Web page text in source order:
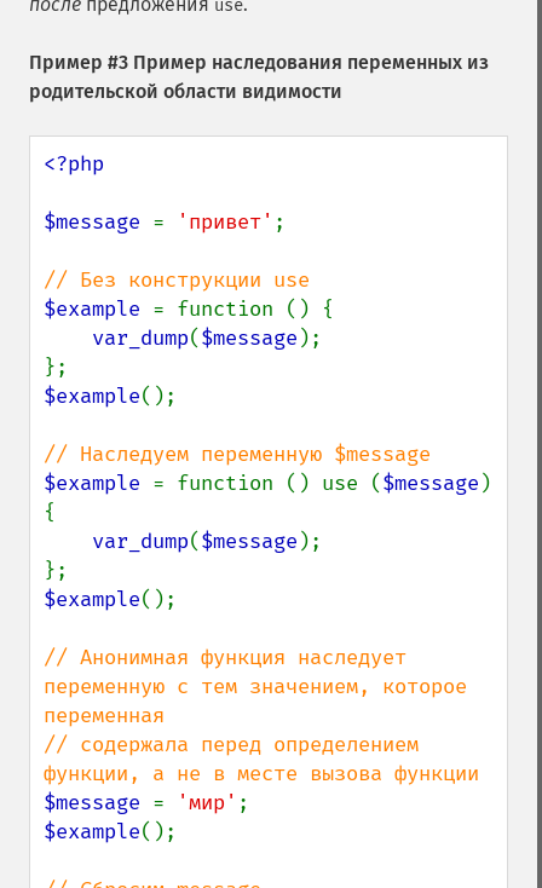
use
Пример #3 Пример наследования переменных из
родительской области видимости
<?php
$message = 'привет' ;
$example = function () {
var_dump($message );
$example();
$example = function () use ($message )
{
var_dump($message );
$example();
// Анонимная функция наследует
переменную с тем значением, которое
переменная
// содержала перед определением
$message = 'мир'
$example();